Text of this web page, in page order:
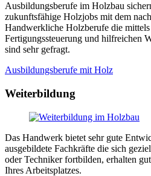
Ausbildungsberufe im Holzbau
zukunftsfähige Holzjobs mit dem
Handwerkliche Holzberufe die
Fertigungssteuerung und hilfreichen
sind sehr gefragt.
Ausbildungsberufe mit Holz
Weiterbildung
Das Handwerk bietet sehr gute
ausgebildete Fachkräfte die sich
oder Techniker fortbilden, erhalten
Ihres Arbeitsplatzes.